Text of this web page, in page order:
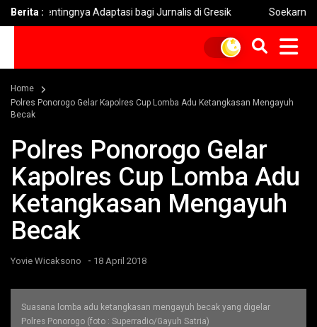
Berita :
Pentingnya Adaptasi bagi Jurnalis di Gresik Soekarno
Home
Polres Ponorogo Gelar Kapolres Cup Lomba Adu Ketangkasan Mengayuh
Becak
Polres Ponorogo Gelar
Kapolres Cup Lomba Adu
Ketangkasan Mengayuh
Becak
Yovie Wicaksono - 18 April 2018
Suasana lomba adu ketangkasan mengayuh becak yang digelar
Polres Ponorogo (foto : Superradio/Gayuh Satria)